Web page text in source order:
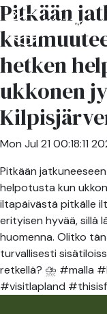
Pitkään
hetken
ukkonen
Mon Jul 21 00:18:11
Pitkään
helpotusta kun
iltapäivästä pitkälle
erityisen hyvää, sillä
huomenna. Olitko
turvallisesti
retkellä? ⛈️ #malla
#visitlapland